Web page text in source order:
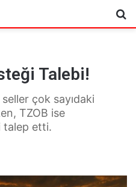
Talebi!
çok sayıdaki
TZOB ise
talep etti.